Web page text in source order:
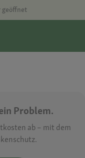
geöffnet
Problem.
ab – mit dem